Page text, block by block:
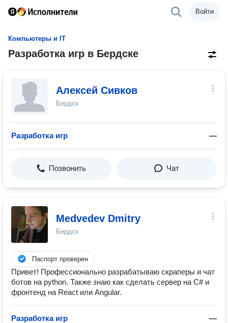
Войти
Компьютеры и IT
Разработка игр в Бердске
Алексей Сивков
Бердск
Разработка игр —
Позвонить Чат
Medvedev Dmitry
Бердск
Паспорт проверен
Привет! Профессионально разрабатываю скраперы и чат
ботов на python. Также знаю как сделать сервер на C# и
фронтенд на React или Angular.
Разработка игр —